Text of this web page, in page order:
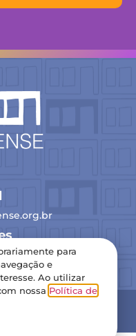
os direitos reservados
para
e
Ao utilizar
nossa Política de